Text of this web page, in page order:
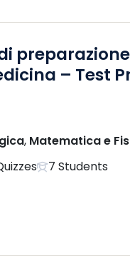
– Test
, Matematica e
7 Students